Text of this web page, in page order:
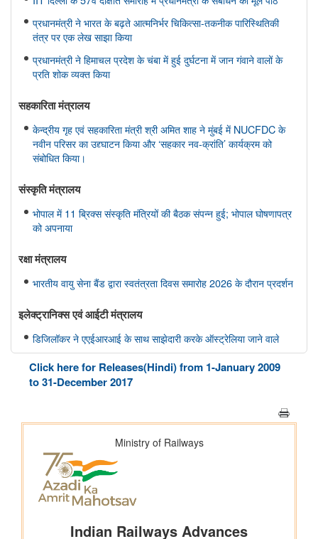
प्रधानमंत्री ने भारत के बढ़ते आत्मनिर्भर चिकित्सा-तकनीक पारिस्थितिकी
तंत्र पर एक लेख साझा किया
प्रधानमंत्री ने हिमाचल प्रदेश के चंबा में हुई दुर्घटना में जान गंवाने वालों के
प्रति शोक व्यक्त किया
सहकारिता मंत्रालय
केन्द्रीय गृह एवं सहकारिता मंत्री श्री अमित शाह ने मुंबई में NUCFDC के
नवीन परिसर का उद्द्घाटन किया और ‘सहकार नव-क्रांति’ कार्यक्रम को
संबोधित किया।
संस्‍कृति मंत्रालय
भोपाल में 11 ब्रिक्स संस्कृति मंत्रियों की बैठक संपन्न हुई; भोपाल घोषणापत्र
को अपनाया
रक्षा मंत्रालय
भारतीय वायु सेना बैंड द्वारा स्वतंत्रता दिवस समारोह 2026 के दौरान प्रदर्शन
इलेक्ट्रानिक्स एवं आईटी मंत्रालय
डिजिलॉकर ने एएईआरआई के साथ साझेदारी करके ऑस्ट्रेलिया जाने वाले
भारतीय छात्रों के लिए दस्तावेज़ सत्यापन प्रक्रिया को तेज़ किया है
विधि एवं न्‍याय मंत्रालय
पेट्रोलियम एवं प्राकृतिक गैस मंत्रालय
तेल विपणन कंपनियों (ओएमसी) ने ई20 पेट्रोल में नमी और क्लोराइड की
मौजूदगी की जांच की: 500 पीपीएम क्लोराइड और नमी की मौजूदगी के दावों
की पुष्टि नहीं हुई
विज्ञान एवं प्रौद्योगिकी मंत्रालय
Click here for Releases(Hindi) from 1-January 2009
to 31-December 2017